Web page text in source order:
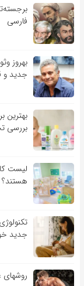
فارسی
بهروز
جدید و
بهترین
بررسی
لیست
هستند؟
جدید